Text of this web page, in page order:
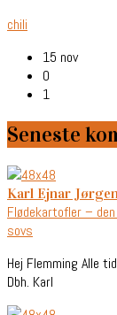
chili
15 nov
0
1
Seneste
Karl Ejnar
Flødekartofler –
sovs
Hej Flemming Alle
Dbh. Karl